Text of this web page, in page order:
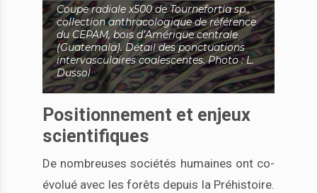
Coupe radiale x500 de Tournefortia sp.,
collection anthracologique de référence
du CEPAM, bois d’Amérique centrale
(Guatemala). Détail des ponctuations
intervasculaires coalescentes. Photo : L.
Dussol
Positionnement et enjeux
scientifiques
De nombreuses sociétés humaines ont co-
évolué avec les forêts depuis la Préhistoire.